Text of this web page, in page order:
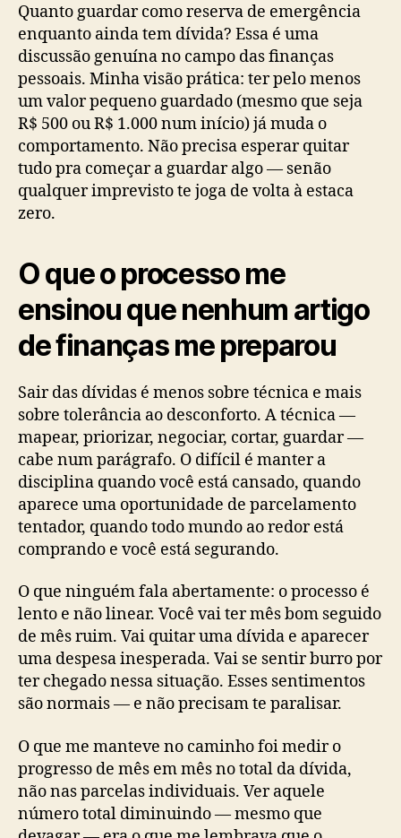
Quanto guardar como reserva de emergência
enquanto ainda tem dívida? Essa é uma
discussão genuína no campo das finanças
pessoais. Minha visão prática: ter pelo menos
um valor pequeno guardado (mesmo que seja
R$ 500 ou R$ 1.000 num início) já muda o
comportamento. Não precisa esperar quitar
tudo pra começar a guardar algo — senão
qualquer imprevisto te joga de volta à estaca
zero.
O que o processo me
ensinou que nenhum artigo
de finanças me preparou
Sair das dívidas é menos sobre técnica e mais
sobre tolerância ao desconforto. A técnica —
mapear, priorizar, negociar, cortar, guardar —
cabe num parágrafo. O difícil é manter a
disciplina quando você está cansado, quando
aparece uma oportunidade de parcelamento
tentador, quando todo mundo ao redor está
comprando e você está segurando.
O que ninguém fala abertamente: o processo é
lento e não linear. Você vai ter mês bom seguido
de mês ruim. Vai quitar uma dívida e aparecer
uma despesa inesperada. Vai se sentir burro por
ter chegado nessa situação. Esses sentimentos
são normais — e não precisam te paralisar.
O que me manteve no caminho foi medir o
progresso de mês em mês no total da dívida,
não nas parcelas individuais. Ver aquele
número total diminuindo — mesmo que